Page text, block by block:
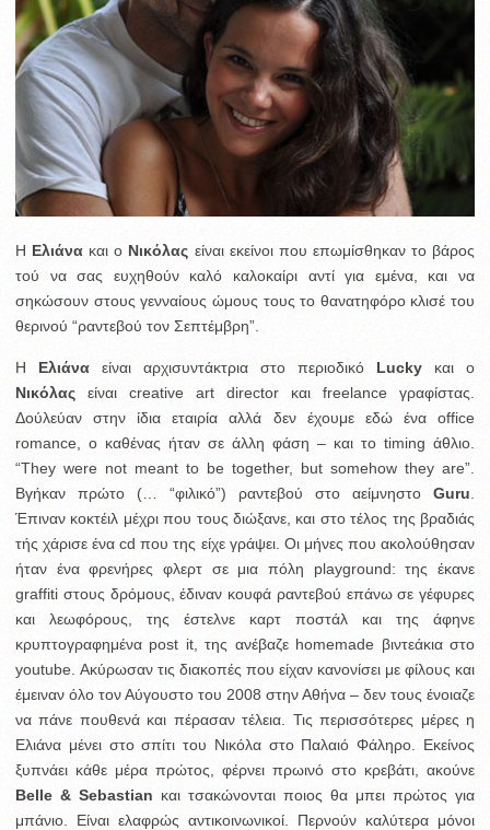
Η Ελιάνα και ο Νικόλας είναι εκείνοι που επωμίσθηκαν το βάρος
τού να σας ευχηθούν καλό καλοκαίρι αντί για εμένα, και να
σηκώσουν στους γενναίους ώμους τους το θανατηφόρο κλισέ του
θερινού “ραντεβού τον Σεπτέμβρη”.
Η Ελιάνα είναι αρχισυντάκτρια στο περιοδικό Lucky και ο
Νικόλας είναι creative art director και freelance γραφίστας.
Δούλεύαν στην ίδια εταιρία αλλά δεν έχουμε εδώ ένα office
romance, ο καθένας ήταν σε άλλη φάση – και το timing άθλιο.
“They were not meant to be together, but somehow they are”.
Βγήκαν πρώτο (… “φιλικό”) ραντεβού στο αείμνηστο Guru
Έπιναν κοκτέιλ μέχρι που τους διώξανε, και στο τέλος της βραδιάς
τής χάρισε ένα cd που της είχε γράψει. Οι μήνες που ακολούθησαν
ήταν ένα φρενήρες φλερτ σε μια πόλη playground: της έκανε
graffiti στους δρόμους, έδιναν κουφά ραντεβού επάνω σε γέφυρες
και λεωφόρους, της έστελνε καρτ ποστάλ και της άφηνε
κρυπτογραφημένα post it, της ανέβαζε homemade βιντεάκια στο
youtube. Ακύρωσαν τις διακοπές που είχαν κανονίσει με φίλους και
έμειναν όλο τον Αύγουστο του 2008 στην Αθήνα – δεν τους ένοιαζε
να πάνε πουθενά και πέρασαν τέλεια. Τις περισσότερες μέρες η
Ελιάνα μένει στο σπίτι του Νικόλα στο Παλαιό Φάληρο. Εκείνος
ξυπνάει κάθε μέρα πρώτος, φέρνει πρωινό στο κρεβάτι, ακούνε
Belle & Sebastian και τσακώνονται ποιος θα μπει πρώτος για
μπάνιο. Είναι ελαφρώς αντικοινωνικοί. Περνούν καλύτερα μόνοι